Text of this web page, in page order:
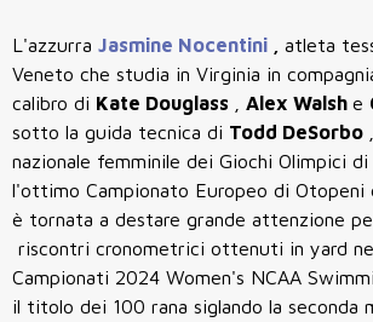
L'azzurra Jasmine Nocentini
atleta
Veneto che studia in Virginia in
calibro di Kate Douglass Alex Walsh e
sotto la guida tecnica di Todd DeSorbo
nazionale femminile dei Giochi Olimpici
l'ottimo Campionato Europeo di Otopeni
è tornata a destare grande attenzione
riscontri cronometrici ottenuti in yard
Campionati 2024 Women's NCAA
il titolo dei 100 rana siglando la seconda